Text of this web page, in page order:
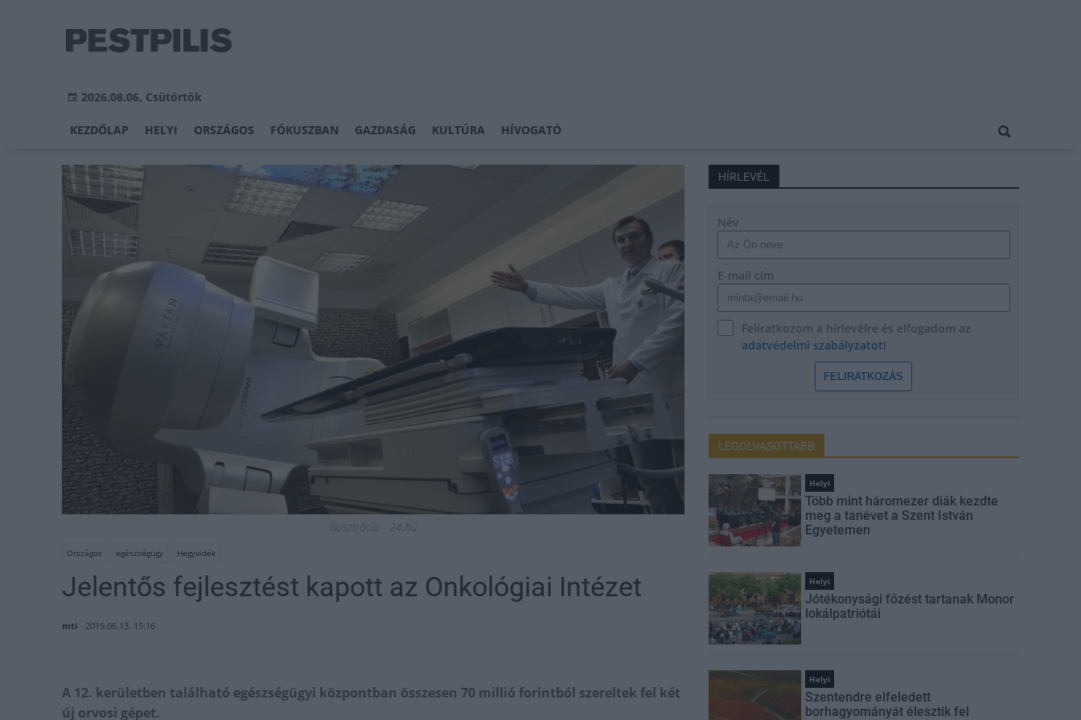
2026.08.06, Csütörtök
KEZDŐLAP HELYI ORSZÁGOS FÓKUSZBAN GAZDASÁG KULTÚRA HÍVOGATÓ
Illusztráció - 24.hu
Országos egészségügy Hegyvidék
Jelentős fejlesztést kapott az Onkológiai Intézet
mti 2019.06.13. 15:16
A 12. kerületben található egészségügyi központban összesen 70 millió forintból szereltek fel két
új orvosi gépet.
HÍRLEVÉL
Név
E-mail cím
Feliratkozom a hírlevélre és elfogadom az
adatvédelmi szabályzatot!
FELIRATKOZÁS
LEGOLVASOTTABB
Helyi
Több mint háromezer diák kezdte
meg a tanévet a Szent István
Egyetemen
Helyi
Jótékonysági főzést tartanak Monor
lokálpatriótái
Helyi
Szentendre elfeledett
borhagyományát élesztik fel